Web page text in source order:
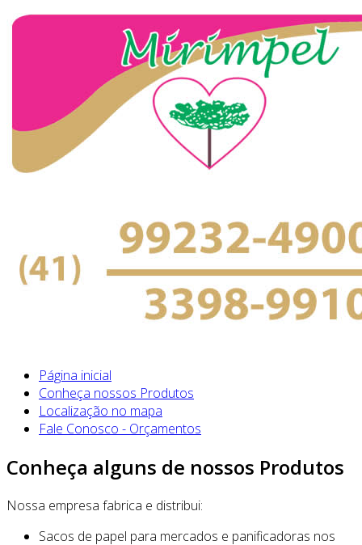
Página inicial
Conheça nossos Produtos
Localização no mapa
Fale Conosco - Orçamentos
Conheça alguns de nossos Produtos
Nossa empresa fabrica e distribui:
Sacos de papel para mercados e panificadoras nos